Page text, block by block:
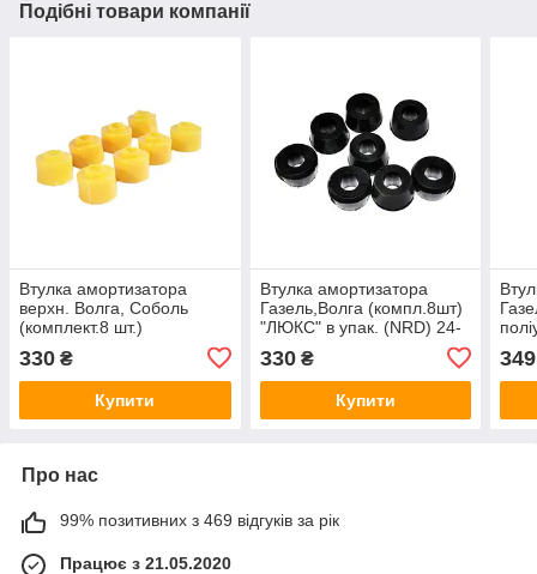
Подібні товари компанії
Втулка амортизатора
верхн. Волга, Соболь
(комплект.8 шт.)
"ЛЮКС" (Україна) 24-
2905460
330 ₴
Купити
Втулка амортизатора
Газель,Волга (компл.8шт)
"ЛЮКС" в упак. (NRD) 24-
330₴
Купити
349
Про нас
99% позитивних з 469 відгуків за рік
Працює з 21.05.2020